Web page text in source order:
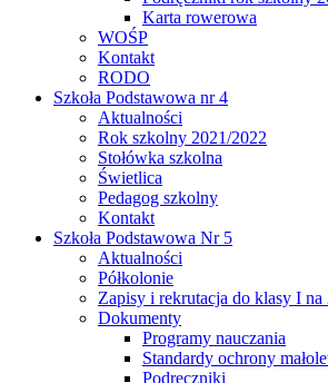
Karta rowerowa
WOŚP
Kontakt
RODO
Szkoła Podstawowa nr 4
Aktualności
Rok szkolny 2021/2022
Stołówka szkolna
Świetlica
Pedagog szkolny
Kontakt
Szkoła Podstawowa Nr 5
Aktualności
Półkolonie
Zapisy i rekrutacja do klasy I na
Dokumenty
Programy nauczania
Standardy ochrony
Podręczniki